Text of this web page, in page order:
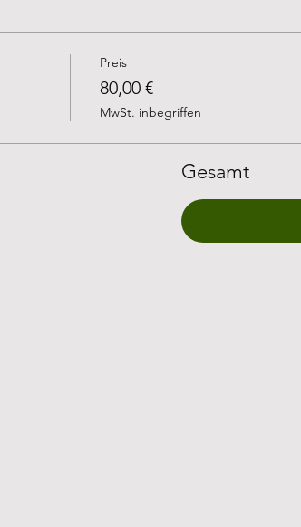
Preis
80,00 €
MwSt. inbegriffen
Gesamt